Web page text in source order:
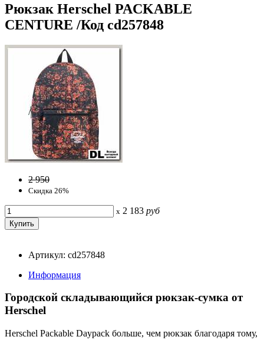
Рюкзак Herschel PACKABLE
CENTURE /Код cd257848
2 950
Скидка 26%
x 2 183 руб
Артикул: cd257848
Информация
Городской складывающийся рюкзак-сумка от
Herschel
Herschel Packable Daypack больше, чем рюкзак благодаря тому,